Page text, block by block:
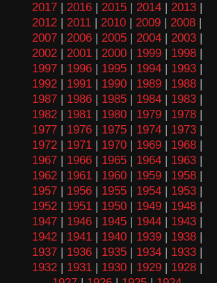
2017| 2016| 2015| 2014| 2013|
2012 |2011 |2010 |2009 |2008 |
2007| 2006| 2005| 2004| 2003|
2002| 2001| 2000| 1999| 1998|
1997| 1996| 1995| 1994| 1993|
1992| 1991| 1990| 1989| 1988|
1987| 1986| 1985| 1984| 1983|
1982| 1981| 1980| 1979| 1978|
1977| 1976| 1975| 1974| 1973|
1972| 1971| 1970| 1969| 1968|
1967| 1966| 1965| 1964| 1963|
1962| 1961| 1960| 1959| 1958|
1957| 1956| 1955| 1954| 1953|
1952| 1951| 1950| 1949| 1948|
1947| 1946| 1945| 1944| 1943|
1942| 1941| 1940| 1939| 1938|
1937| 1936| 1935| 1934| 1933|
1932| 1931| 1930| 1929| 1928|